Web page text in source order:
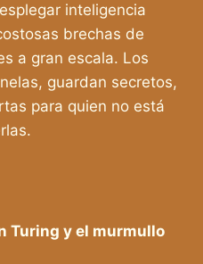
inteligencia
brechas de
a gran escala. Los
guardan secretos,
para quien no está
Turing y el murmullo